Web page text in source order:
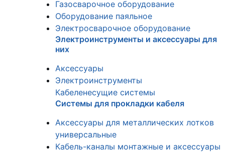
Газосварочное оборудование
Оборудование паяльное
Электросварочное оборудование
Электроинструменты и аксессуары для
них
Аксессуары
Электроинструменты
Кабеленесущие системы
Системы для прокладки кабеля
Аксессуары для металлических лотков
универсальные
Кабель-каналы монтажные и аксессуары